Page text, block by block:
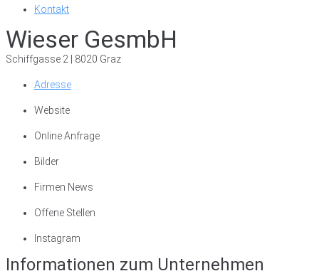
Kontakt
Wieser GesmbH
Schiffgasse 2 | 8020 Graz
Adresse
Website
Online Anfrage
Bilder
Firmen News
Offene Stellen
Instagram
Informationen zum Unternehmen